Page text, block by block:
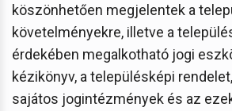
köszönhetően megjelentek a
követelményekre, illetve a
érdekében megalkotható jogi
kézikönyv, a településképi
sajátos jogintézmények és az